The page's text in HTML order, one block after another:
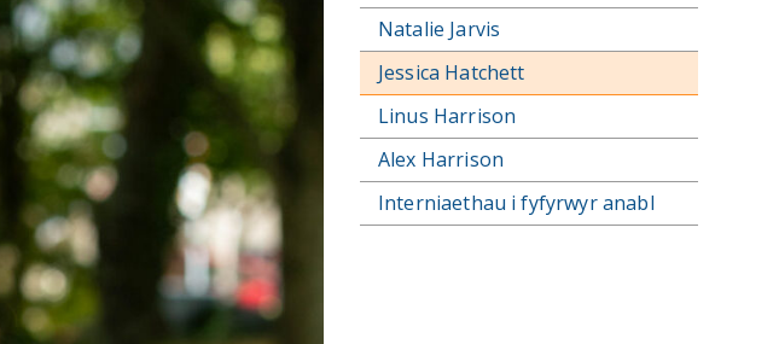
Natalie Jarvis
Jessica Hatchett
Linus Harrison
Alex Harrison
Interniaethau i fyfyrwyr anabl